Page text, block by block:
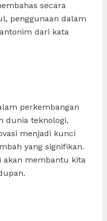
secara
penggunaan dalam
dari kata
perkembangan
dunia teknologi,
menjadi kunci
yang signifikan.
akan membantu kita